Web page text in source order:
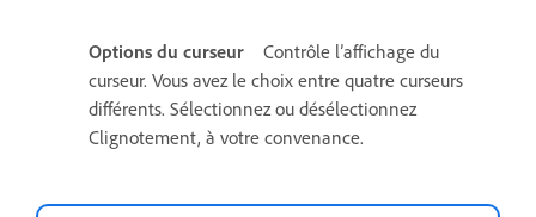
Options du curseur
Contrôle l’affichage du
curseur. Vous avez le choix entre quatre curseurs
différents. Sélectionnez ou désélectionnez
Clignotement, à votre convenance.